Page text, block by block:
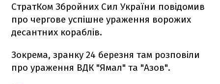
СтратКом Збройних Сил України повідомив
про чергове успішне ураження ворожих
десантних кораблів.
Зокрема, зранку 24 березня там розповіли
про ураження ВДК "Ямал" та "Азов".